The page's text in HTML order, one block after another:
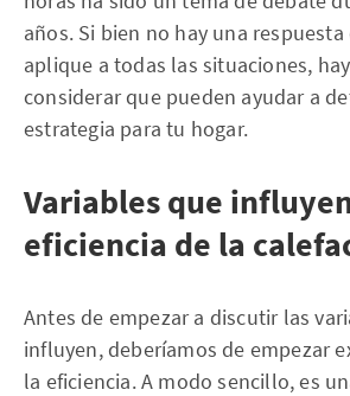
años. Si bien no hay una
aplique a todas las situaciones,
considerar que pueden ayudar a
estrategia para tu hogar.
Variables que
eficiencia de la
Antes de empezar a discutir las
influyen, deberíamos de empezar
la eficiencia. A modo sencillo, es